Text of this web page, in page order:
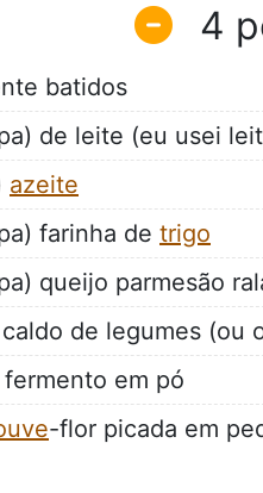
4
batidos
de leite (eu usei
azeite
farinha de trigo
queijo parmesão
de legumes (ou
em pó
-flor picada em